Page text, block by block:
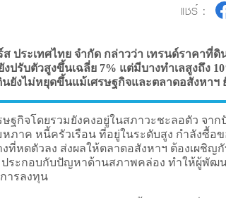
แชร์ :
ส ประเทศไทย จำกัด กล่าวว่า เทรนด์ราคาที่ดิ
งปรับตัวสูงขึ้นเฉลี่ย 7% แต่มีบางทำเลสูงถึง
ยังไม่หยุดขึ้นแม้เศรษฐกิจและตลาดอสังหาฯ
ษฐกิจโดยรวมยังคงอยู่ในสภาวะชะลอตัว จาก
หภาค หนี้ครัวเรือน ที่อยู่ในระดับสูง กำลังซื้อ
งที่หดตัวลง ส่งผลให้ตลาดอสังหาฯ ต้องเผชิญ
ประกอบกับปัญหาด้านสภาพคล่อง ทำให้ผู้พัฒ
ารลงทุน